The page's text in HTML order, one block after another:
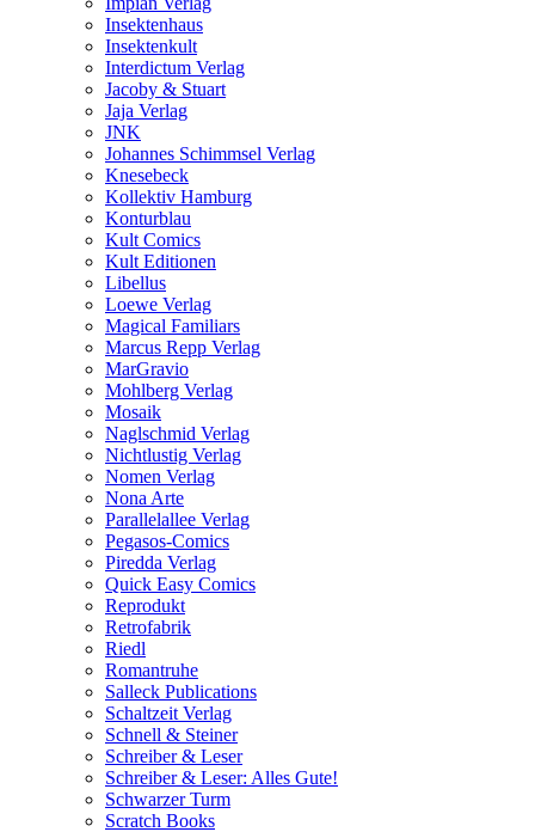
Insektenhaus
Insektenkult
Interdictum Verlag
Jacoby & Stuart
Jaja Verlag
JNK
Johannes Schimmsel Verlag
Knesebeck
Kollektiv Hamburg
Konturblau
Kult Comics
Kult Editionen
Libellus
Loewe Verlag
Magical Familiars
Marcus Repp Verlag
MarGravio
Mohlberg Verlag
Mosaik
Naglschmid Verlag
Nichtlustig Verlag
Nomen Verlag
Nona Arte
Parallelallee Verlag
Pegasos-Comics
Piredda Verlag
Quick Easy Comics
Reprodukt
Retrofabrik
Riedl
Romantruhe
Salleck Publications
Schaltzeit Verlag
Schnell & Steiner
Schreiber & Leser
Schreiber & Leser: Alles Gute!
Schwarzer Turm
Scratch Books